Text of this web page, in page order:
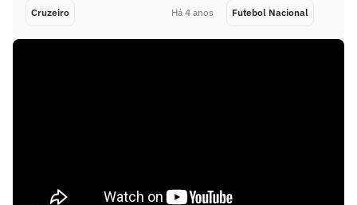
Cruzeiro Há 4 anos Futebol Nacional